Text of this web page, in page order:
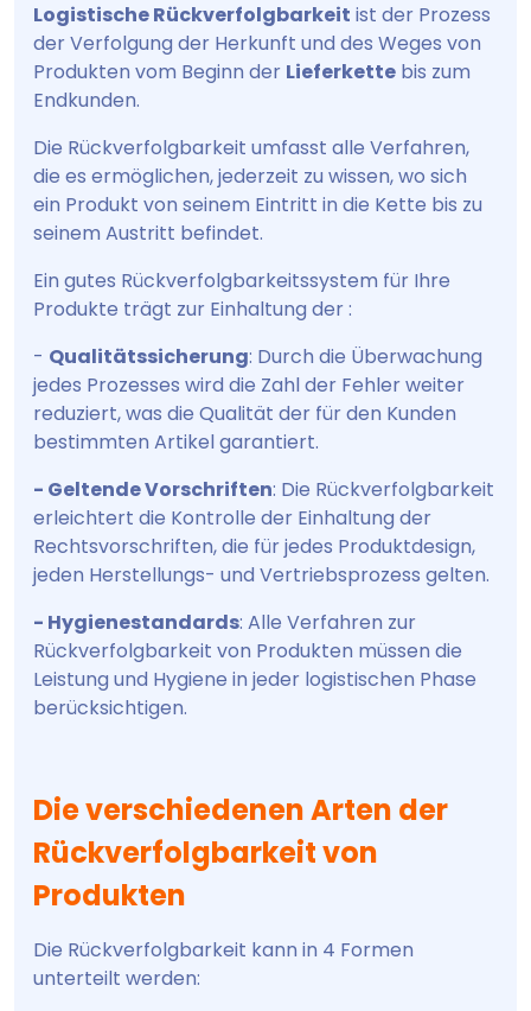
Logistische Rückverfolgbarkeit ist der Prozess
der Verfolgung der Herkunft und des Weges von
Produkten vom Beginn der Lieferkette bis zum
Endkunden.
Die Rückverfolgbarkeit umfasst alle Verfahren,
die es ermöglichen, jederzeit zu wissen, wo sich
ein Produkt von seinem Eintritt in die Kette bis zu
seinem Austritt befindet.
Ein gutes Rückverfolgbarkeitssystem für Ihre
Produkte trägt zur Einhaltung der :
- Qualitätssicherung: Durch die Überwachung
jedes Prozesses wird die Zahl der Fehler weiter
reduziert, was die Qualität der für den Kunden
bestimmten Artikel garantiert.
- Geltende Vorschriften: Die Rückverfolgbarkeit
erleichtert die Kontrolle der Einhaltung der
Rechtsvorschriften, die für jedes Produktdesign,
jeden Herstellungs- und Vertriebsprozess gelten.
- Hygienestandards: Alle Verfahren zur
Rückverfolgbarkeit von Produkten müssen die
Leistung und Hygiene in jeder logistischen Phase
berücksichtigen.
Die verschiedenen Arten der
Rückverfolgbarkeit von
Produkten
Die Rückverfolgbarkeit kann in 4 Formen
unterteilt werden: